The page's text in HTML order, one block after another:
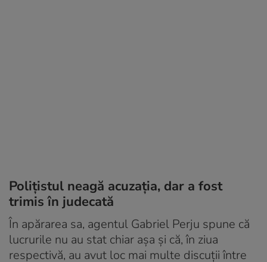
Polițistul neagă acuzația, dar a fost
trimis în judecată
În apărarea sa, agentul Gabriel Perju spune că
lucrurile nu au stat chiar așa și că, în ziua
respectivă, au avut loc mai multe discuții între